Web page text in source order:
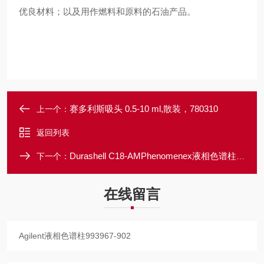
优良材料；以及用作燃料和原料的石油产品。
上一个： 赛多利斯吸头 0.5-10 ml,散装，780310
返回列表
下一个： Durashell C18-AMPhenomenex液相色谱柱DC952505-AMP
在线留言